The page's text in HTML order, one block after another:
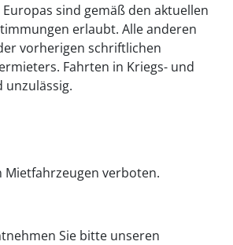
sind gemäß den aktuellen
erlaubt. Alle anderen
vorherigen schriftlichen
Fahrten in Kriegs- und
unzulässig.
Mietfahrzeugen verboten.
Sie bitte unseren